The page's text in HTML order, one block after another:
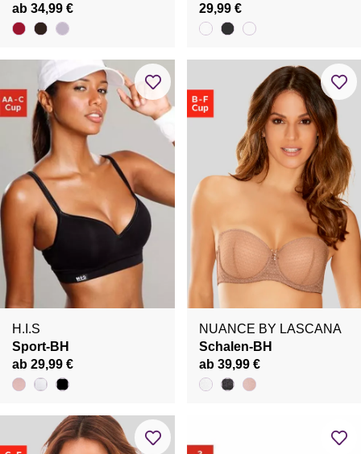
ab 34,99 €
29,99 €
H.I.S
Sport-BH
ab 29,99 €
NUANCE BY LASCANA
Schalen-BH
ab 39,99 €